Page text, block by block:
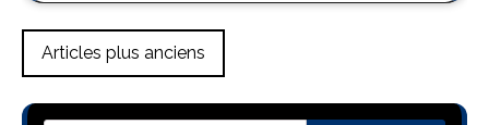
Navigation
des
articles
Articles plus anciens